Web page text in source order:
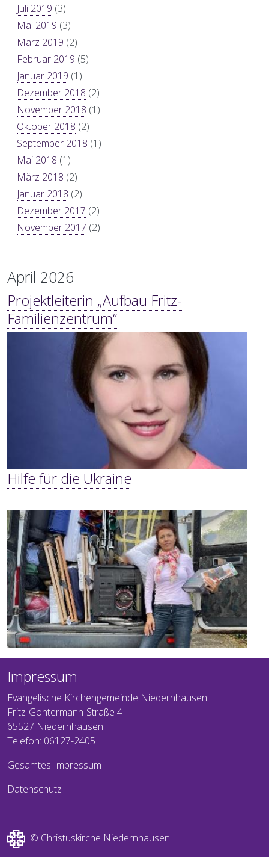
April 2026
Projektleiterin „Aufbau Fritz-
Familienzentrum“
Hilfe für die Ukraine
Juli 2019 (3)
Mai 2019 (3)
März 2019 (2)
Februar 2019 (5)
Januar 2019 (1)
Dezember 2018 (2)
November 2018 (1)
Oktober 2018 (2)
September 2018 (1)
Mai 2018 (1)
März 2018 (2)
Januar 2018 (2)
Dezember 2017 (2)
November 2017 (2)
Impressum
Evangelische Kirchengemeinde Niedernhausen
Fritz-Gontermann-Straße 4
65527 Niedernhausen
Telefon: 06127-2405
Gesamtes Impressum
Datenschutz
© Christuskirche Niedernhausen